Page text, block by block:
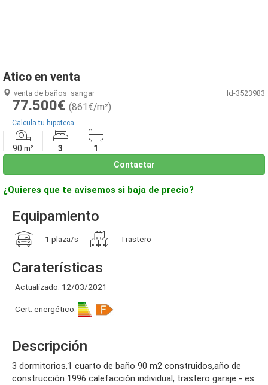
Atico en venta
venta de baños sangar Id-3523983
77.500€ (861€/m²)
Calcula tu hipoteca
90 m² 3
1
Contactar
¿Quieres que te avisemos si baja de precio?
Equipamiento
1 plaza/s Trastero
Caraterísticas
Actualizado: 12/03/2021
Cert. energético:
Descripción
3 dormitorios,1 cuarto de baño 90 m2 construidos,año de
construcción 1996 calefacción individual, trastero garaje - es